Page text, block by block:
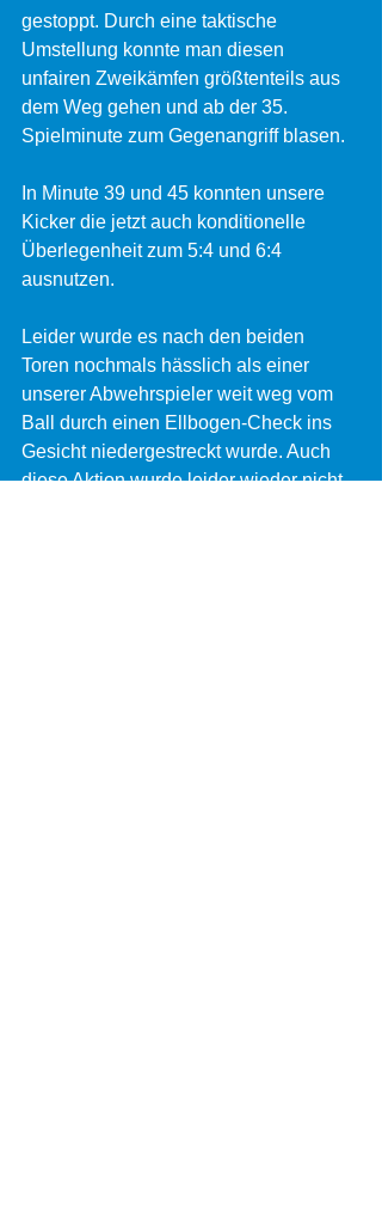
gestoppt. Durch eine taktische
Umstellung konnte man diesen
unfairen Zweikämfen größtenteils aus
dem Weg gehen und ab der 35.
Spielminute zum Gegenangriff blasen.
In Minute 39 und 45 konnten unsere
Kicker die jetzt auch konditionelle
Überlegenheit zum 5:4 und 6:4
ausnutzen.
Leider wurde es nach den beiden
Toren nochmals hässlich als einer
unserer Abwehrspieler weit weg vom
Ball durch einen Ellbogen-Check ins
Gesicht niedergestreckt wurde. Auch
diese Aktion wurde leider wieder nicht